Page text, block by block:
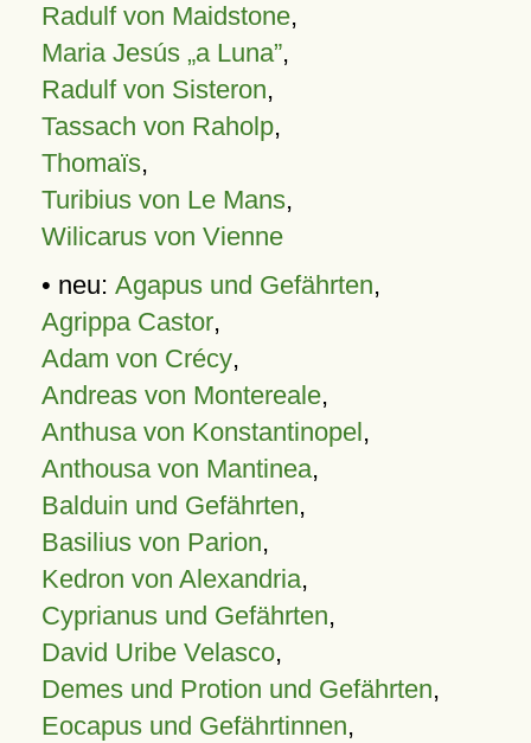
Radulf von Maidstone,
Maria Jesús „a Luna”,
Radulf von Sisteron,
Tassach von Raholp,
Thomaïs,
Turibius von Le Mans,
Wilicarus von Vienne
• neu: Agapus und Gefährten,
Agrippa Castor,
Adam von Crécy,
Andreas von Montereale,
Anthusa von Konstantinopel,
Anthousa von Mantinea,
Balduin und Gefährten,
Basilius von Parion,
Kedron von Alexandria,
Cyprianus und Gefährten,
David Uribe Velasco,
Demes und Protion und Gefährten,
Eocapus und Gefährtinnen,